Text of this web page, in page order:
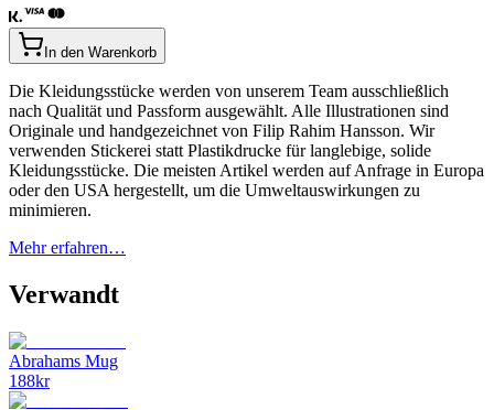
In den Warenkorb
Die Kleidungsstücke werden von unserem Team ausschließlich
nach Qualität und Passform ausgewählt. Alle Illustrationen sind
Originale und handgezeichnet von Filip Rahim Hansson. Wir
verwenden Stickerei statt Plastikdrucke für langlebige, solide
Kleidungsstücke. Die meisten Artikel werden auf Anfrage in Europa
oder den USA hergestellt, um die Umweltauswirkungen zu
minimieren.
Mehr erfahren…
Verwandt
Abrahams Mug
188kr